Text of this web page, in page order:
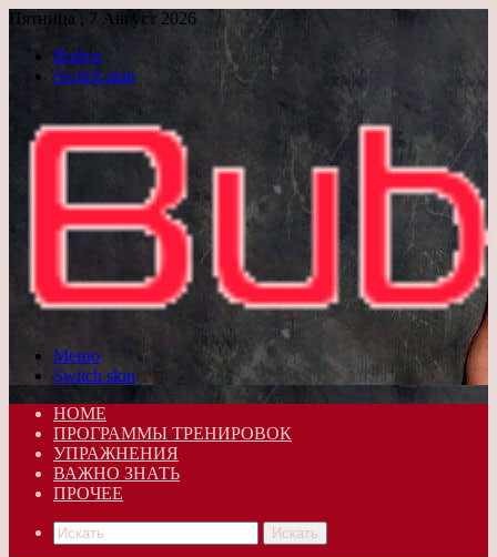
Пятница , 7 Август 2026
Войти
Switch skin
Меню
Switch skin
HOME
ПРОГРАММЫ ТРЕНИРОВОК
УПРАЖНЕНИЯ
ВАЖНО ЗНАТЬ
ПРОЧЕЕ
Искать